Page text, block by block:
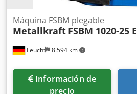
Feucht 8.594 km
Máquina FSBM plegable
Metallkraft FSBM 1020-25 E
Información de
precio